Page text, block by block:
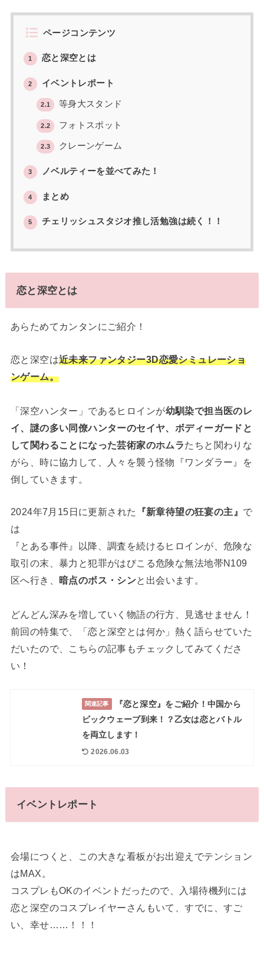
ページコンテンツ
1 恋と深空とは
2 イベントレポート
2.1 等身大スタンド
2.2 フォトスポット
2.3 クレーンゲーム
3 ノベルティーを並べてみた！
4 まとめ
5 チェリッシュスタジオ推し活勉強は続く！！
恋と深空とは
あらためてカンタンにご紹介！
恋と深空は近未来ファンタジー3D恋愛シミュレーショ
ンゲーム。
「深空ハンター」であるヒロインが幼馴染で担当医のレ
イ、謎の多い同僚ハンターのセイヤ、ボディーガードと
して関わることになった芸術家のホムラたちと関わりな
がら、時に協力して、人々を襲う怪物『ワンダラー』を
倒していきます。
2024年7月15日に更新された 『新章待望の狂宴の主』 で
は
『とある事件』以降、調査を続けるヒロインが、危険な
取引の末、暴力と犯罪がはびこる危険な無法地帯N109
区へ行き、 暗点のボス・シンと出会います。
どんどん深みを増していく物語の行方、見逃せません！
前回の特集で、「恋と深空とは何か」熱く語らせていた
だいたので、こちらの記事もチェックしてみてくださ
い！
関連記事
『恋と深空』をご紹介！中国から
ビックウェーブ到来！？乙女は恋とバトル
を両立します！
2026.06.03
イベントレポート
会場につくと、この大きな看板がお出迎えでテンション
はMAX。
コスプレもOKのイベントだったので、入場待機列には
恋と深空のコスプレイヤーさんもいて、すでに、すご
い、幸せ……！！！